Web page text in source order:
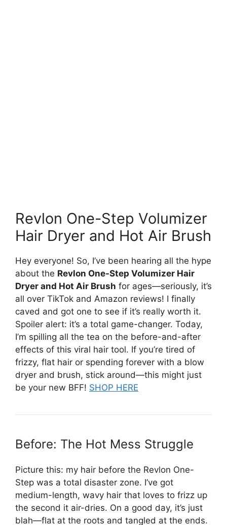
Revlon One-Step Volumizer
Hair Dryer and Hot Air Brush
Hey everyone! So, I’ve been hearing all the hype
about the Revlon One-Step Volumizer Hair
Dryer and Hot Air Brush for ages—seriously, it’s
all over TikTok and Amazon reviews! I finally
caved and got one to see if it’s really worth it.
Spoiler alert: it’s a total game-changer. Today,
I’m spilling all the tea on the before-and-after
effects of this viral hair tool. If you’re tired of
frizzy, flat hair or spending forever with a blow
dryer and brush, stick around—this might just
be your new BFF! SHOP HERE
Before: The Hot Mess Struggle
Picture this: my hair before the Revlon One-
Step was a total disaster zone. I’ve got
medium-length, wavy hair that loves to frizz up
the second it air-dries. On a good day, it’s just
blah—flat at the roots and tangled at the ends.